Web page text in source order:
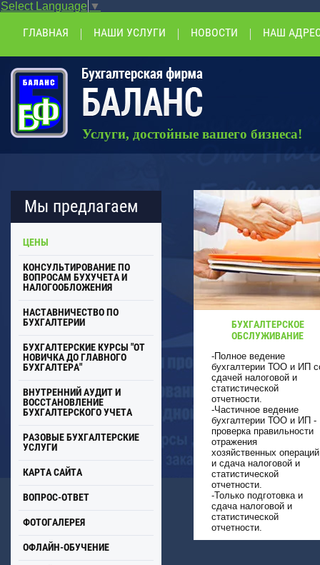
Select Language ▼
ГЛАВНАЯ НАШИ УСЛУГИ НОВОСТИ НАШ
Услуги, достойные вашего бизнеса!
БУХГАЛТЕРСКОЕ
ОБСЛУЖИВАНИЕ
-Полное ведение
бухгалтерии ТОО и ИП
сдачей налоговой и
статистической
отчетности.
-Частичное ведение
бухгалтерии ТОО и ИП -
проверка правильности
отражения
хозяйственных операций
и сдача налоговой и
статистической
отчетности.
-Только подготовка и
сдача налоговой и
статистической
отчетности.
Мы предлагаем
ЦЕНЫ
КОНСУЛЬТИРОВАНИЕ ПО
ВОПРОСАМ БУХУЧЕТА И
НАЛОГООБЛОЖЕНИЯ
НАСТАВНИЧЕСТВО ПО
БУХГАЛТЕРИИ
БУХГАЛТЕРСКИЕ КУРСЫ "ОТ
НОВИЧКА ДО ГЛАВНОГО
БУХГАЛТЕРА"
ВНУТРЕННИЙ АУДИТ И
ВОССТАНОВЛЕНИЕ
БУХГАЛТЕРСКОГО УЧЕТА
РАЗОВЫЕ БУХГАЛТЕРСКИЕ
УСЛУГИ
КАРТА САЙТА
ВОПРОС-ОТВЕТ
ФОТОГАЛЕРЕЯ
ОФЛАЙН-ОБУЧЕНИЕ